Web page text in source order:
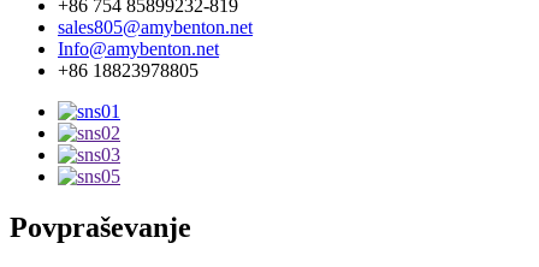
+86 754 85899232-819
sales805@amybenton.net
Info@amybenton.net
+86 18823978805
Povpraševanje